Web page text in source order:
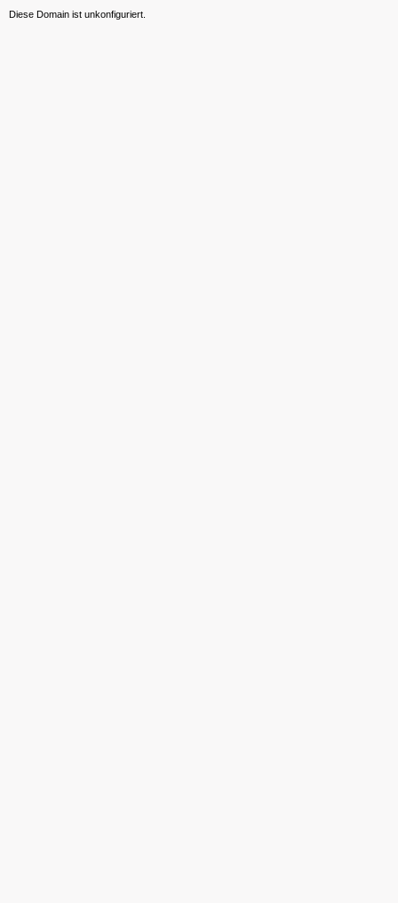
Diese Domain ist unkonfiguriert.